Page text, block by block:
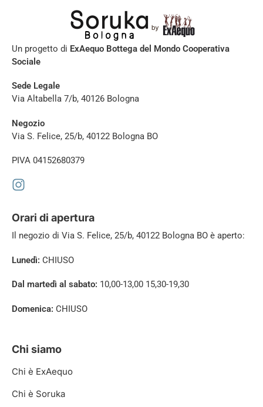
Un progetto di ExAequo Bottega del Mondo Cooperativa
Sociale
Sede Legale
Via Altabella 7/b, 40126 Bologna
Negozio
Via S. Felice, 25/b, 40122 Bologna BO
PIVA 04152680379
Orari di apertura
Il negozio di Via S. Felice, 25/b, 40122 Bologna BO è aperto:
Lunedì: CHIUSO
Dal martedì al sabato: 10,00-13,00 15,30-19,30
Domenica: CHIUSO
Chi siamo
Chi è ExAequo
Chi è Soruka